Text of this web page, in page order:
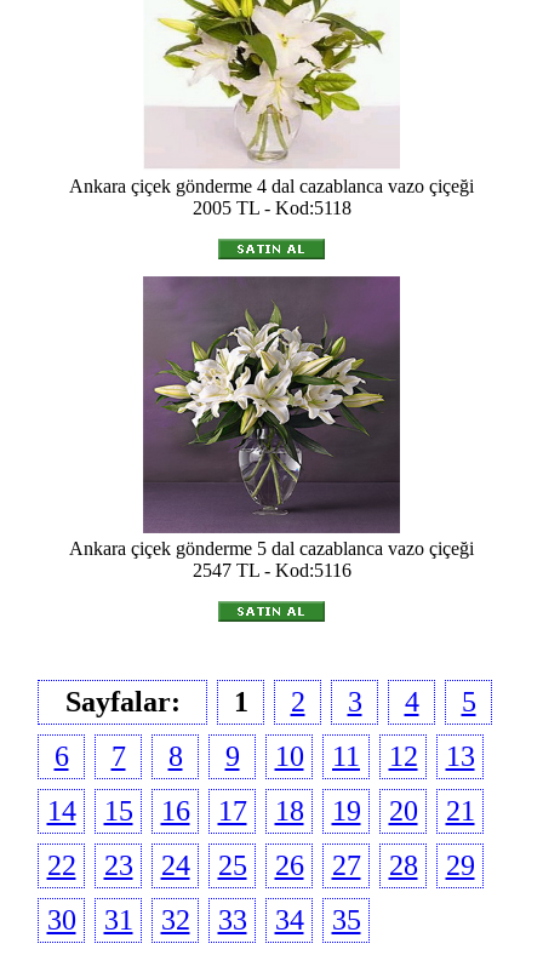
Ankara çiçek gönderme 4 dal cazablanca vazo çiçeği
2005 TL - Kod:5118
Ankara çiçek gönderme 5 dal cazablanca vazo çiçeği
2547 TL - Kod:5116
Sayfalar: 1 2 3 4
5
6
7 8 9 10 11 12
13
14
15 16 17 18 19 20
21
22
23 24 25 26 27 28
29
30
31 32 33 34 35